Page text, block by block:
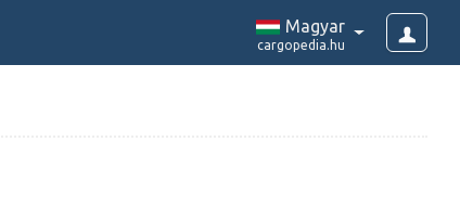
Magyar
cargopedia.hu